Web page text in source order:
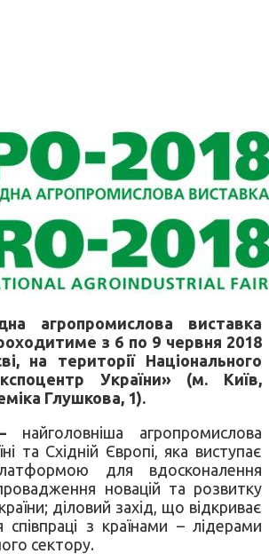
агропромислова виставка
з 6 по 9 червня 2018
на території Національного
України» (м. Київ,
Глушкова, 1).
найголовніша агропромислова
та Східній Європі, яка виступає
для вдосконалення
новацій та розвитку
діловий захід, що відкриває
з країнами – лідерами
сектору.